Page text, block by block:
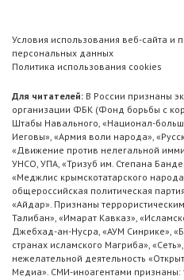
Условия использования веб-сайта и
персональных данных
Политика использования cookies
Для читателей: В России признаны
организации ФБК (Фонд борьбы с
Штабы Навального, «Национал-
Иеговы», «Армия воли народа»,
«Движение против нелегальной
УНСО, УПА, «Тризуб им. Степана
«Меджлис крымскотатарского
общероссийская политическая
«Айдар». Признаны
Талибан», «Имарат Кавказ»,
Джебхад-ан-Нусра, «АУМ Синрике»,
странах исламского Магриба»,
нежелательной деятельность
Медиа». СМИ-иноагентами